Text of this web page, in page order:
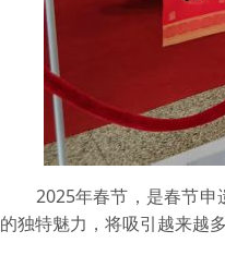
2025年春节，是春节申遗
的独特魅力，将吸引越来越